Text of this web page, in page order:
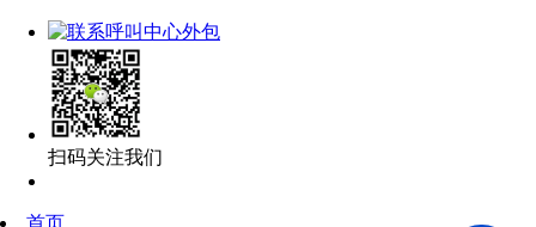
扫码关注我们
首页